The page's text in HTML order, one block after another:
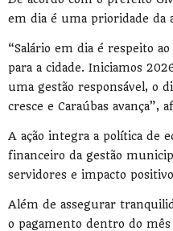
em dia é uma prioridade da
“Salário em dia é respeito
para a cidade. Iniciamos
uma gestão responsável, o
cresce e Caraúbas avança”,
A ação integra a política de
financeiro da gestão
servidores e impacto
Além de assegurar
o pagamento dentro do